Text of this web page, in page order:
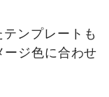
ンプレートも
ジ色に合わせ